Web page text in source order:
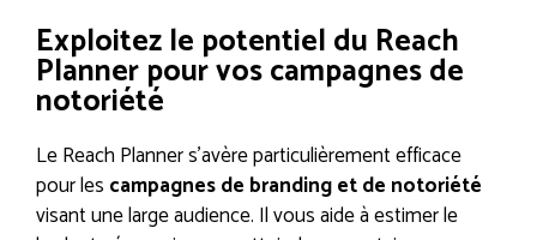
Exploitez le potentiel du Reach
Planner pour vos campagnes de
notoriété
Le Reach Planner s’avère particulièrement efficace
pour les campagnes de branding et de notoriété
visant une large audience. Il vous aide à estimer le